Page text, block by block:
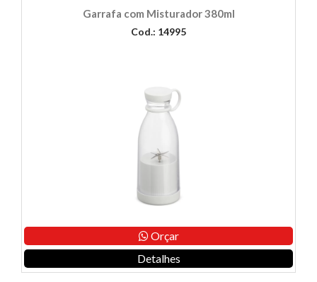
Garrafa com Misturador 380ml
Cod.: 14995
Orçar
Detalhes